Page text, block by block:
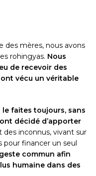
des mères, nous avons
rohingyas. Nous
de recevoir des
vécu un véritable
faites toujours, sans
décidé d’apporter
des inconnus, vivant sur
pour financer un seul
commun afin
humaine dans des